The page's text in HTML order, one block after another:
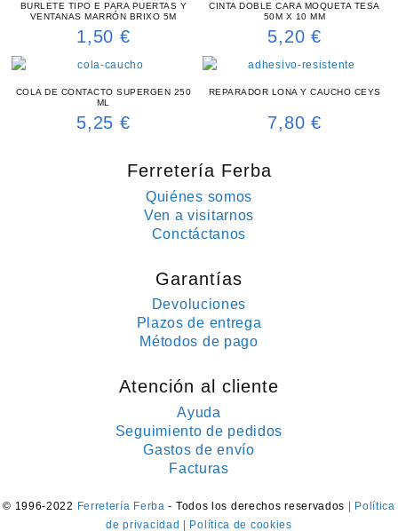
BURLETE TIPO E PARA PUERTAS Y
VENTANAS MARRÓN BRIXO 5M
1,50 €
CINTA DOBLE CARA MOQUETA TESA
50M X 10 MM
5,20 €
COLA DE CONTACTO SUPERGEN 250
ML
5,25 €
REPARADOR LONA Y CAUCHO CEYS
7,80 €
Ferretería Ferba
Quiénes somos
Ven a visitarnos
Conctáctanos
Garantías
Devoluciones
Plazos de entrega
Métodos de pago
Atención al cliente
Ayuda
Seguimiento de pedidos
Gastos de envío
Facturas
© 1996-2022 Ferretería Ferba- Todos los derechos reservados
| Política
de privacidad
| Política de cookies